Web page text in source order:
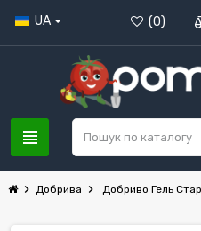
UA (0)
view_headline
chevron_right Добрива chevron_right Добриво Гель